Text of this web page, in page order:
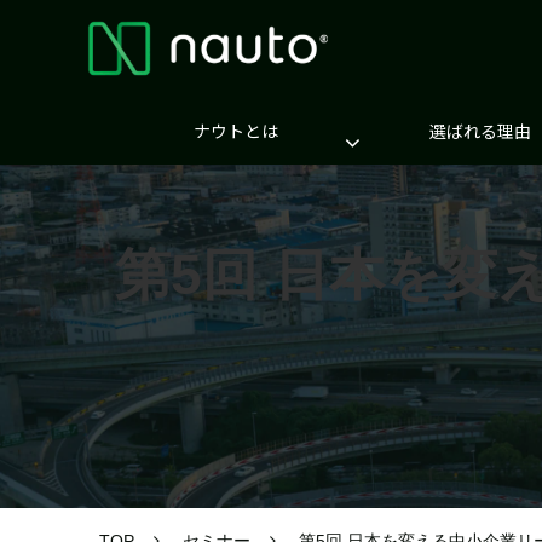
ナウトとは 選ばれる理由
第5回 日本を変